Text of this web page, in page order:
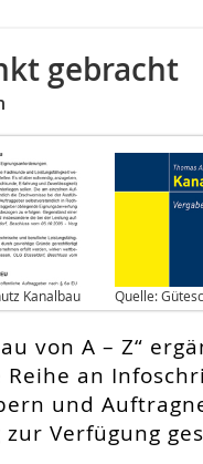
gebracht
Kanalbau Quelle:
von A – Z“
an
und
Verfügung